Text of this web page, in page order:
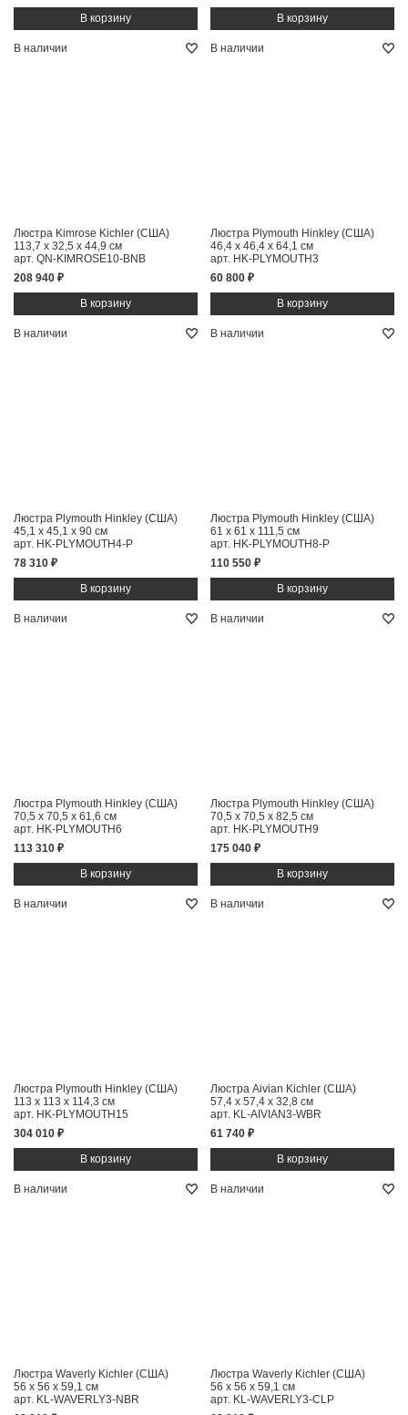
В наличии
Люстра Kimrose Kichler (США)
113,7 x 32,5 x 44,9 см
арт. QN-KIMROSE10-BNB
208 940 ₽
В наличии
Люстра Plymouth Hinkley (США)
46,4 x 46,4 x 64,1 см
арт. HK-PLYMOUTH3
60 800 ₽
В наличии
Люстра Plymouth Hinkley (США)
45,1 x 45,1 x 90 см
арт. HK-PLYMOUTH4-P
78 310 ₽
В наличии
Люстра Plymouth Hinkley (США)
61 x 61 x 111,5 см
арт. HK-PLYMOUTH8-P
110 550 ₽
В наличии
Люстра Plymouth Hinkley (США)
70,5 x 70,5 x 61,6 см
арт. HK-PLYMOUTH6
113 310 ₽
В наличии
Люстра Plymouth Hinkley (США)
70,5 x 70,5 x 82,5 см
арт. HK-PLYMOUTH9
175 040 ₽
В наличии
Люстра Plymouth Hinkley (США)
113 x 113 x 114,3 см
арт. HK-PLYMOUTH15
304 010 ₽
В наличии
Люстра Aivian Kichler (США)
57,4 x 57,4 x 32,8 см
арт. KL-AIVIAN3-WBR
61 740 ₽
В наличии
Люстра Waverly Kichler (США)
56 x 56 x 59,1 см
арт. KL-WAVERLY3-NBR
В наличии
Люстра Waverly Kichler (США)
56 x 56 x 59,1 см
арт. KL-WAVERLY3-CLP